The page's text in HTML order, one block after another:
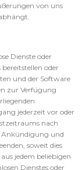
von uns
Dienste oder
oder
und der Software
zur Verfügung
jederzeit vor oder
nach
Ankündigung und
soweit dies
jedem beliebigen
Dienstes oder